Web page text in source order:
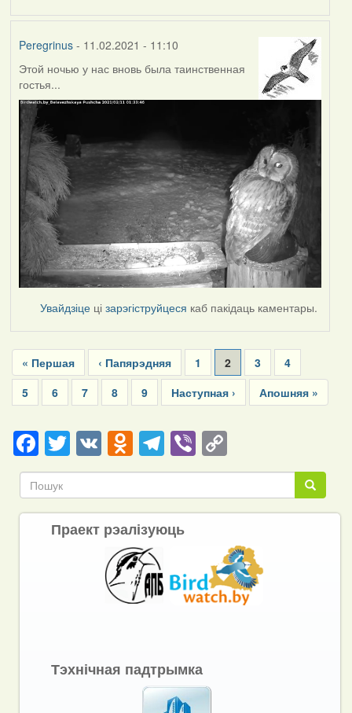
Peregrinus- 11.02.2021 - 11:10
Этой ночью у нас вновь была таинственная
гостья...
Увайдзіце цізарэгіструйцеся каб пакідаць каментары.
Pagination
First
page
« Першая
Previous
page
‹ Папярэдняя Page
1
Current
page
2 Page
3 Page
4
Page
5 Page
6 Page
7 Page
8 Page
9
Next
page
Наступная ›
Last
page
Апошняя »
Facebook
Twitter
VKOdnoklassniki
Telegram
ViberCopy
Link Пошук
Пошук
Праект рэалізуюць
Тэхнічная падтрымка